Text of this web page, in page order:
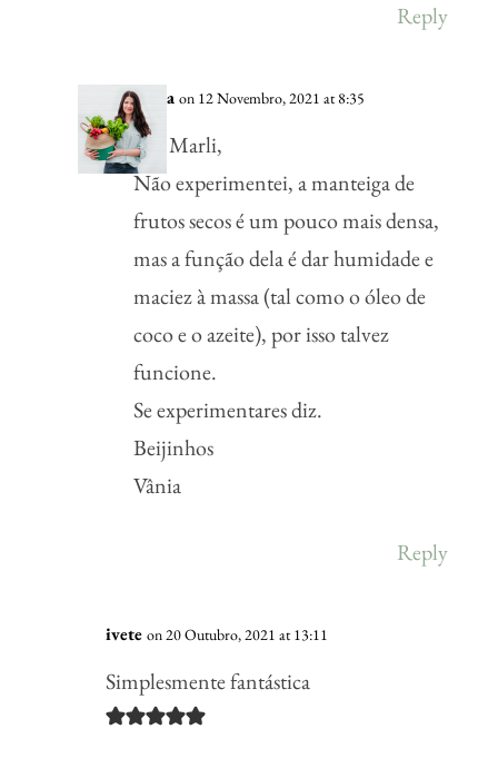
Reply
Vânia on 12 Novembro, 2021 at 8:35
Olá Marli,
Não experimentei, a manteiga de
frutos secos é um pouco mais densa,
mas a função dela é dar humidade e
maciez à massa (tal como o óleo de
coco e o azeite), por isso talvez
funcione.
Se experimentares diz.
Beijinhos
Vânia
Reply
ivete on 20 Outubro, 2021 at 13:11
Simplesmente fantástica